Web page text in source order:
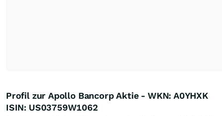
Profil zur Apollo Bancorp Aktie - WKN: A0YHXK
ISIN: US03759W1062